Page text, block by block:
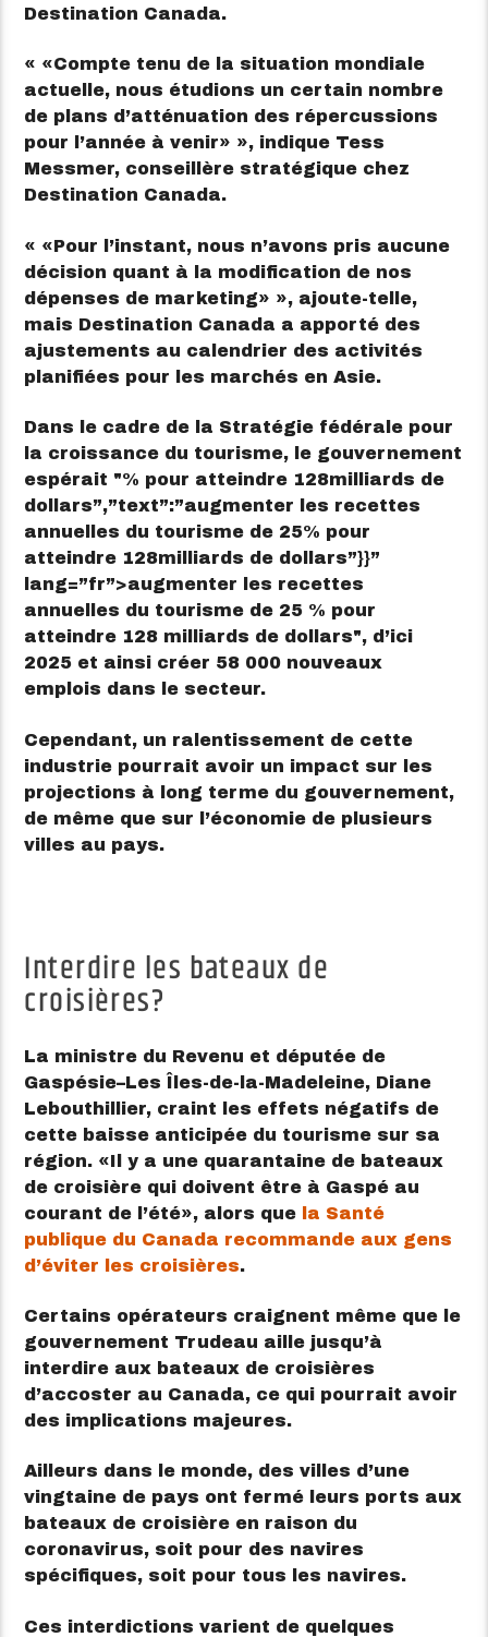
Destination Canada.
«
Compte tenu de la situation mondiale
actuelle, nous étudions un certain nombre
de plans d’atténuation des répercussions
pour l’année à venir
», indique Tess
Messmer​, conseillère stratégique chez
Destination Canada.
«
Pour l’instant, nous n’avons pris aucune
décision quant à la modification de nos
dépenses de marketing
», ajoute-telle,
mais Destination Canada a apporté des
ajustements au calendrier des activités
planifiées pour les marchés en Asie.
Dans le cadre de la Stratégie fédérale pour
la croissance du tourisme, le gouvernement
espérait
% pour atteindre 128milliards de
dollars”,”text”:”augmenter les recettes
annuelles du tourisme de 25% pour
atteindre 128milliards de dollars”}}”
lang=”fr”>augmenter les recettes
annuelles du tourisme de 25 % pour
atteindre 128 milliards de dollars , d’ici
2025 et ainsi créer 58 000 nouveaux
emplois dans le secteur.
Cependant, un ralentissement de cette
industrie pourrait avoir un impact sur les
projections à long terme du gouvernement,
de même que sur l’économie de plusieurs
villes au pays.
Interdire les bateaux de
croisières?
La ministre du Revenu et députée de
Gaspésie–Les Îles-de-la-Madeleine, Diane
Lebouthillier, craint les effets négatifs de
cette baisse anticipée du tourisme sur sa
région.
Il y a une quarantaine de bateaux
de croisière qui doivent être à Gaspé au
courant de l’été
, alors que
la Santé
publique du Canada recommande aux gens
d’éviter les croisières.
Certains opérateurs craignent même que le
gouvernement Trudeau aille jusqu’à
interdire aux bateaux de croisières
d’accoster au Canada, ce qui pourrait avoir
des implications majeures.
Ailleurs dans le monde, des villes d’une
vingtaine de pays ont fermé leurs ports aux
bateaux de croisière en raison du
coronavirus, soit pour des navires
spécifiques, soit pour tous les navires.
Ces interdictions varient de quelques